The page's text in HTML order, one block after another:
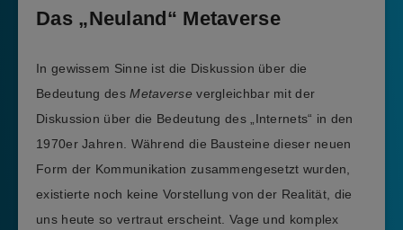
Das „Neuland“ Metaverse
In gewissem Sinne ist die Diskussion über die
Bedeutung desMetaverse vergleichbar mit der
Diskussion über die Bedeutung des „Internets“ in den
1970er Jahren. Während die Bausteine dieser neuen
Form der Kommunikation zusammengesetzt wurden,
existierte noch keine Vorstellung von der Realität, die
uns heute so vertraut erscheint. Vage und komplex